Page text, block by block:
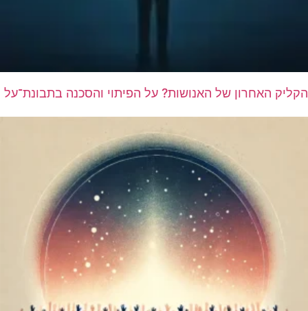
הקליק האחרון של האנושות? על הפיתוי והסכנה בתבונת־על